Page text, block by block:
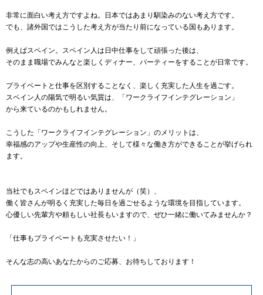
非常に面白い考え方ですよね。日本ではあまり馴染みのない考え方です。
でも、諸外国ではこうした考え方が当たり前になっている国もあります。
例えばスペイン。スペイン人は日中仕事をして頑張った後は、
そのまま職場でみんなと楽しくディナー、パーティーをすることが日常です。
プライベートと仕事を区別することなく、楽しく充実した人生を過ごす。
スペイン人の陽気で明るい気質は、「ワークライフインテグレーション」
から来ているのかもしれません。
こうした「ワークライフインテグレーション」のメリットは、
幸福感のアップや生産性の向上、そして様々な働き方ができることが挙げられ
ます。
当社でもスペインほどではありませんが（笑）、
働く皆さんが明るく充実した毎日を過ごせるような環境を目指しています。
心優しい先輩方や頼もしい社長もいますので、ぜひ一緒に働いてみませんか？
「仕事もプライベートも充実させたい！」
そんな志の高いあなたからのご応募、お待ちしております！